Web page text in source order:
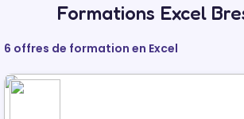
Formations Excel
6 offres de formation en Excel